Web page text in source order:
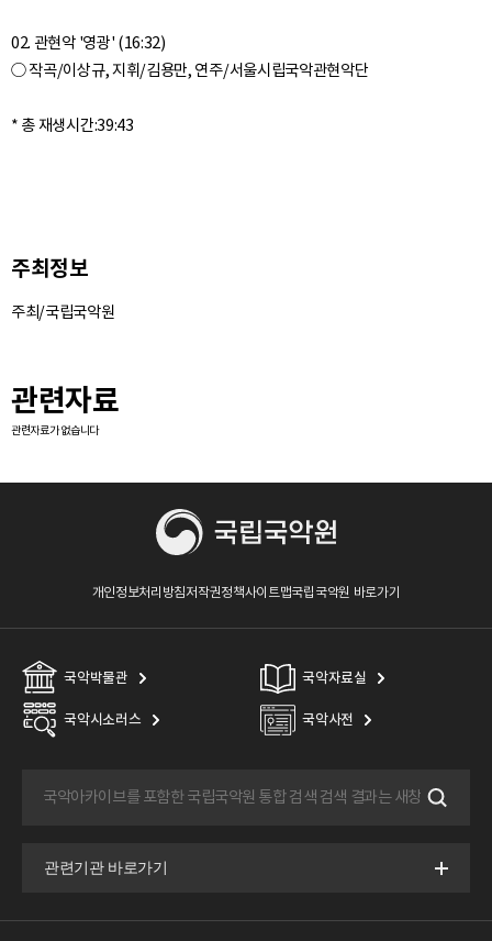
02. 관현악 '영광' (16:32)
○ 작곡/이상규, 지휘/김용만, 연주/서울시립국악관현악단
주최정보
주최/국립국악원
관련자료
관련자료가 없습니다
개인정보처리방침저작권정책사이트맵국립국악원 바로가기
국악박물관 국악자료실
국악시소러스 국악사전